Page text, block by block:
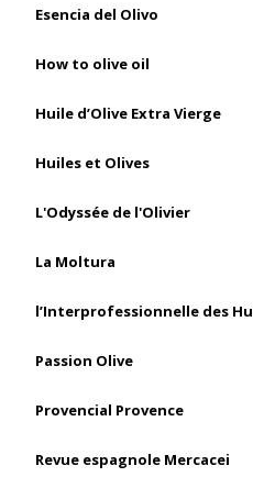
Esencia del Olivo
How to olive oil
Huile d’Olive Extra Vierge
Huiles et Olives
L'Odyssée de l'Olivier
La Moltura
l’Interprofessionnelle des
Passion Olive
Provencial Provence
Revue espagnole Mercacei